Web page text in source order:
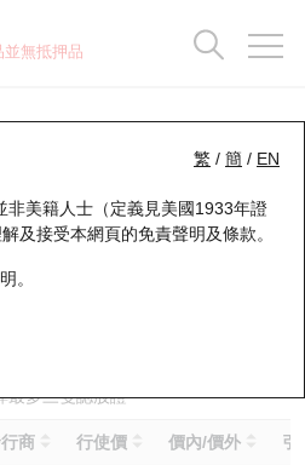
無抵押品
繁 / 簡 / EN
非美籍人士（定義見美國1933年證
及接受本網頁的免責聲明及條款。
。
2318 中國平安
最多三隻認股證
商 行使價 價內/價外 引